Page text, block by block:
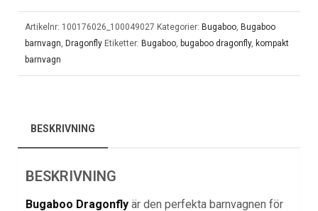
Artikelnr: 100176026_100049027 Kategorier: Bugaboo, Bugaboo
barnvagn, Dragonfly Etiketter: Bugaboo, bugaboo dragonfly, kompakt
barnvagn
BESKRIVNING
BESKRIVNING
Bugaboo Dragonfly är den perfekta barnvagnen för